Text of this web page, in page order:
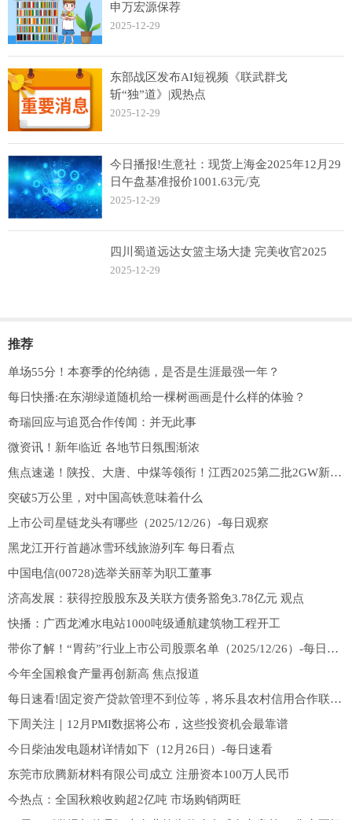
申万宏源保荐
2025-12-29
东部战区发布AI短视频《联武群戈
斩“独”道》|观热点
2025-12-29
今日播报!生意社：现货上海金2025年12月29
日午盘基准报价1001.63元/克
2025-12-29
四川蜀道远达女篮主场大捷 完美收官2025
2025-12-29
推荐
单场55分！本赛季的伦纳德，是否是生涯最强一年？
每日快播:在东湖绿道随机给一棵树画画是什么样的体验？
奇瑞回应与追觅合作传闻：并无此事
微资讯！新年临近 各地节日氛围渐浓
焦点速递！陕投、大唐、中煤等领衔！江西2025第二批2GW新能源项目清单发布
突破5万公里，对中国高铁意味着什么
上市公司星链龙头有哪些（2025/12/26）-每日观察
黑龙江开行首趟冰雪环线旅游列车 每日看点
中国电信(00728)选举关丽莘为职工董事
济高发展：获得控股股东及关联方债务豁免3.78亿元 观点
快播：广西龙滩水电站1000吨级通航建筑物工程开工
带你了解！“胃药”行业上市公司股票名单（2025/12/26）-每日速读
今年全国粮食产量再创新高 焦点报道
每日速看!固定资产贷款管理不到位等，将乐县农村信用合作联社合计被处以145万元罚款
下周关注｜12月PMI数据将公布，这些投资机会最靠谱
今日柴油发电题材详情如下（12月26日）-每日速看
东莞市欣腾新材料有限公司成立 注册资本100万人民币
今热点：全国秋粮收购超2亿吨 市场购销两旺